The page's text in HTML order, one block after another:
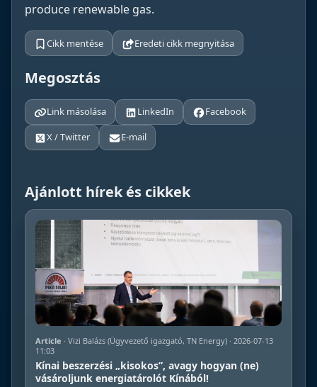
produce renewable gas.
Cikk mentése Eredeti cikk megnyitása
Megosztás
Link másolása LinkedIn
Facebook
X / Twitter
E-mail
Ajánlott hírek és cikkek
Article · Vizi Balázs (Ügyvezető igazgató, TN Energy) · 2026-07-13
11:03
Kínai beszerzési „kisokos”, avagy hogyan (ne)
vásároljunk energiatárolót Kínából!